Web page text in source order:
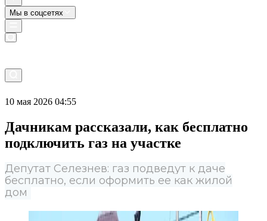
Мы в соцсетях
10 мая 2026 04:55
Дачникам рассказали, как бесплатно
подключить газ на участке
Депутат Селезнев: газ подведут к даче
бесплатно, если оформить ее как жилой
дом